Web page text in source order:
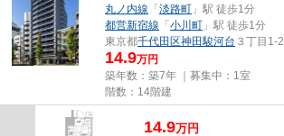
丸ノ内線 「 淡路町 」駅 徒歩1分
都営新宿線 「 小川町 」駅 徒歩1分
東京都千代田区神田駿河台 ３丁目1-2
14.9万円
築年数：築7年 ｜募集中： 1室
階数：14階建
14.9万円